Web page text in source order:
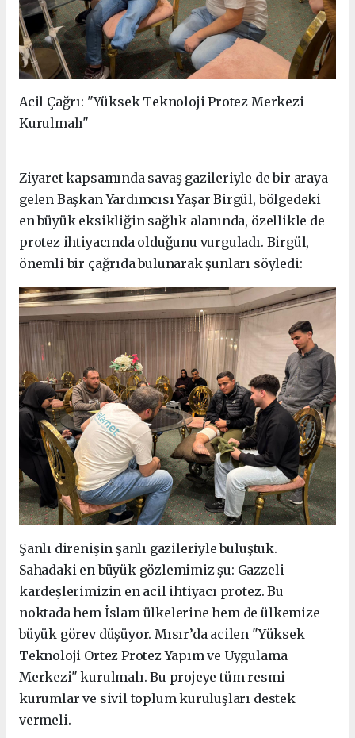
Acil Çağrı: "Yüksek Teknoloji Protez Merkezi
Kurulmalı"
Ziyaret kapsamında savaş gazileriyle de bir araya
gelen Başkan Yardımcısı Yaşar Birgül, bölgedeki
en büyük eksikliğin sağlık alanında, özellikle de
protez ihtiyacında olduğunu vurguladı. Birgül,
önemli bir çağrıda bulunarak şunları söyledi:
Şanlı direnişin şanlı gazileriyle buluştuk.
Sahadaki en büyük gözlemimiz şu: Gazzeli
kardeşlerimizin en acil ihtiyacı protez. Bu
noktada hem İslam ülkelerine hem de ülkemize
büyük görev düşüyor. Mısır’da acilen "Yüksek
Teknoloji Ortez Protez Yapım ve Uygulama
Merkezi" kurulmalı. Bu projeye tüm resmi
kurumlar ve sivil toplum kuruluşları destek
vermeli.